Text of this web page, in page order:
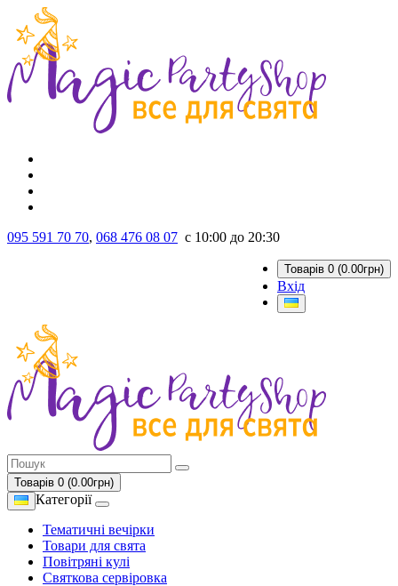
095 591 70 70, 068 476 08 07 с 10:00 до 20:30
Товарів 0 (0.00грн)
Вхід
Товарів 0 (0.00грн)
Категорії
Тематичні вечірки
Товари для свята
Повітряні кулі
Святкова сервіровка